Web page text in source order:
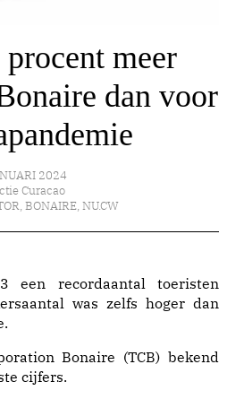
meer
dan voor
2024
Curacao
, BONAIRE, NU.CW
een recordaantal toeristen
was zelfs hoger dan
Bonaire (TCB) bekend
cijfers.